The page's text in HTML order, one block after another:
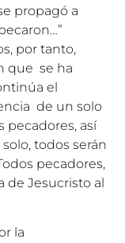
propagó a
por tanto,
que se ha
el
de un solo
pecadores, así
todos serán
pecadores,
de Jesucristo al
la